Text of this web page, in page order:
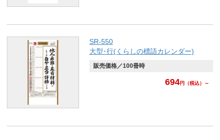
SR-550
大型･行(くらしの標語カレンダー)
販売価格／100冊時
694円 （税込）～